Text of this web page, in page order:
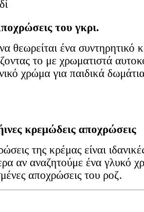
του γκρι.
θεωρείται ένα
το με χρωματιστά
χρώμα για παιδικά
κρεμώδεις αποχρώσεις
της κρέμας είναι
αν αναζητούμε ένα γλυκό
αποχρώσεις του ροζ.